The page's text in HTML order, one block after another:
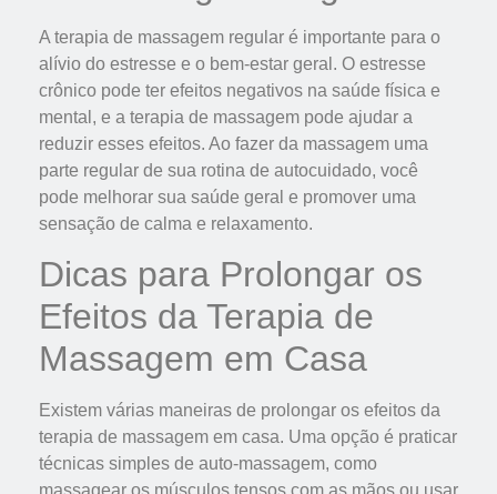
A terapia de massagem regular é importante para o
alívio do estresse e o bem-estar geral. O estresse
crônico pode ter efeitos negativos na saúde física e
mental, e a terapia de massagem pode ajudar a
reduzir esses efeitos. Ao fazer da massagem uma
parte regular de sua rotina de autocuidado, você
pode melhorar sua saúde geral e promover uma
sensação de calma e relaxamento.
Dicas para Prolongar os
Efeitos da Terapia de
Massagem em Casa
Existem várias maneiras de prolongar os efeitos da
terapia de massagem em casa. Uma opção é praticar
técnicas simples de auto-massagem, como